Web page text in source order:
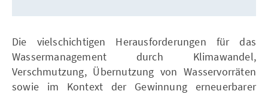
Die vielschichtigen Herausforderungen für das
Wassermanagement durch Klimawandel,
Verschmutzung, Übernutzung von Wasservorräten
sowie im Kontext der Gewinnung erneuerbarer